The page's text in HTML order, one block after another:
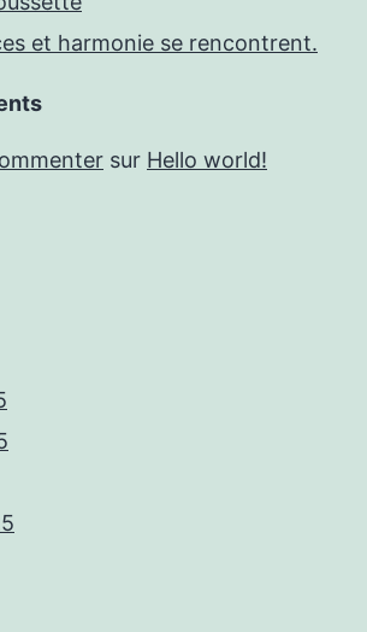
et harmonie se rencontrent.
sur Hello world!